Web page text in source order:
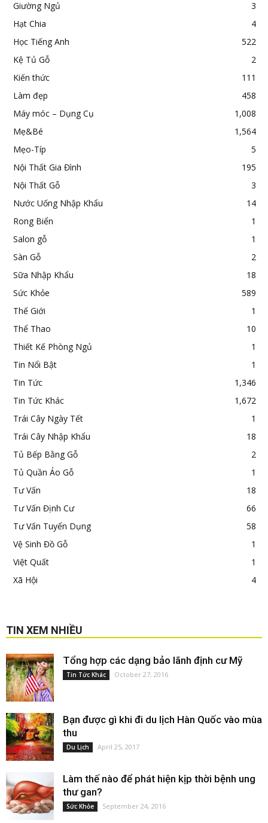
Giường Ngủ
3
Hạt Chia
4
Học Tiếng Anh
522
Kệ Tủ Gỗ
2
Kiến thức
111
Làm đẹp
458
Máy móc – Dụng Cụ
1,008
Mẹ&Bé
1,564
Mẹo-Típ
5
Nội Thất Gia Đình
195
Nội Thất Gỗ
3
Nước Uống Nhập Khẩu
14
Rong Biển
1
Salon gỗ
1
Sàn Gỗ
2
Sữa Nhập Khẩu
18
Sức Khỏe
589
Thế Giới
1
Thể Thao
10
Thiết Kế Phòng Ngủ
1
Tin Nổi Bật
1
Tin Tức
1,346
Tin Tức Khác
1,672
Trái Cây Ngày Tết
1
Trái Cây Nhập Khẩu
18
Tủ Bếp Bằng Gỗ
2
Tủ Quần Áo Gỗ
1
Tư Vấn
18
Tư Vấn Định Cư
66
Tư Vấn Tuyển Dụng
58
Vệ Sinh Đồ Gỗ
1
Việt Quất
1
Xã Hội
4
TIN XEM NHIỀU
Tổng hợp các dạng bảo lãnh định cư Mỹ
Tin Tức Khác October 27, 2016
Bạn được gì khi đi du lịch Hàn Quốc vào mùa
thu
Du Lịch April 25, 2017
Làm thế nào để phát hiện kịp thời bệnh ung
thư gan?
Sức Khỏe September 24, 2016